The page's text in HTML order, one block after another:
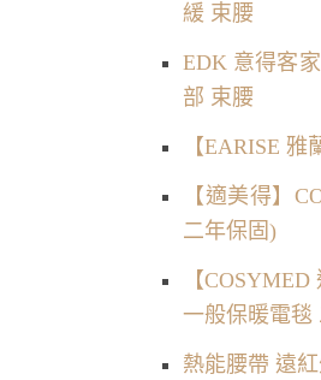
緩 束腰
EDK 意得客
部 束腰
【EARISE
【適美得】
二年保固)
【
一般保暖電毯
熱能腰帶 遠